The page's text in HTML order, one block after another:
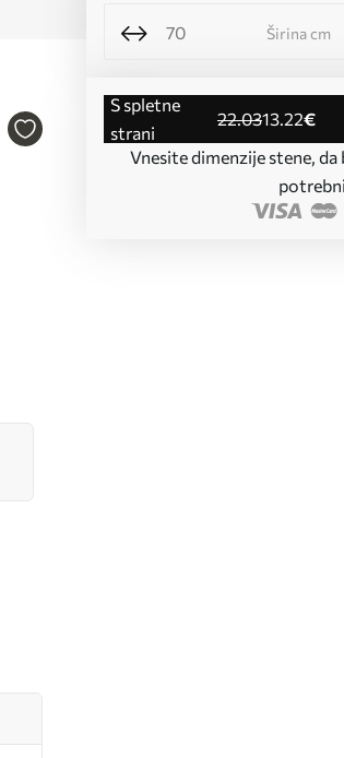
Širina cm
s spletne
strani
22.0313.22€
Vnesite dimenzije stene,